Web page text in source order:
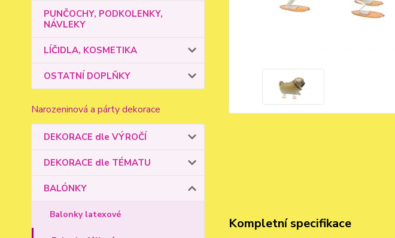
PUNČOCHY, PODKOLENKY,
NÁVLEKY
LÍČIDLA, KOSMETIKA
OSTATNÍ DOPLŇKY
Narozeninová a párty dekorace
DEKORACE dle VÝROČÍ
DEKORACE dle TÉMATU
BALÓNKY
Balonky latexové
Kompletní specifikace